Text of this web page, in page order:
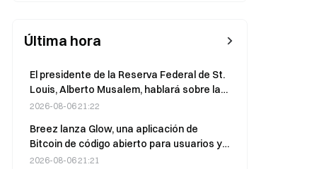
Última hora
El presidente de la Reserva Federal de St.
Louis, Alberto Musalem, hablará sobre las
perspectivas económicas de EE. UU. en 10
2026-08-06 21:22
Breez lanza Glow, una aplicación de
Bitcoin de código abierto para usuarios y
desarrolladores
2026-08-06 21:21